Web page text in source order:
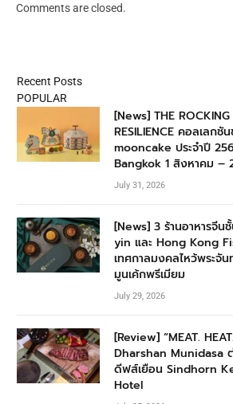
Comments are closed.
Recent Posts
POPULAR
[News] THE
RESILIENCE คอลเลกชั
mooncake ประจำปี
Bangkok 1 สิงหาคม –
July 31, 2026
[News] 3 ร้านอาหารจีน
yin และ Hong Kong
เทศกาลมงคลไหว้พระ
มูนเค้กพรีเมียม
July 29, 2026
[Review] “MEAT.
Dharshan Munidasa
ดีฟส์เยือน Sindhorn
Hotel